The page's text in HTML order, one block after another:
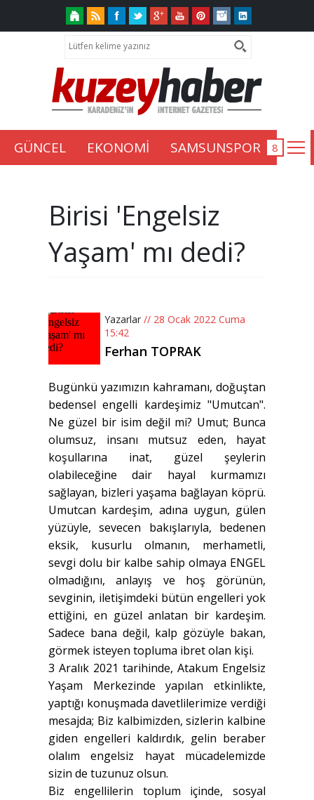
GÜNCEL EKONOMİ SAMSUNSPOR
Birisi 'Engelsiz
Yaşam' mı dedi?
Yazarlar // 28 Ocak 2022 Cuma
15:42
Ferhan TOPRAK
Bugünkü yazımızın kahramanı, doğuştan
bedensel engelli kardeşimiz "Umutcan".
Ne güzel bir isim değil mi? Umut; Bunca
olumsuz, insanı mutsuz eden, hayat
koşullarına inat, güzel şeylerin
olabileceğine dair hayal kurmamızı
sağlayan, bizleri yaşama bağlayan köprü.
Umutcan kardeşim, adına uygun, gülen
yüzüyle, sevecen bakışlarıyla, bedenen
eksik, kusurlu olmanın, merhametli,
sevgi dolu bir kalbe sahip olmaya ENGEL
olmadığını, anlayış ve hoş görünün,
sevginin, iletişimdeki bütün engelleri yok
ettiğini, en güzel anlatan bir kardeşim.
Sadece bana değil, kalp gözüyle bakan,
görmek isteyen topluma ibret olan kişi.
3 Aralık 2021 tarihinde, Atakum Engelsiz
Yaşam Merkezinde yapılan etkinlikte,
yaptığı konuşmada davetlilerimize verdiği
mesajda; Biz kalbimizden, sizlerin kalbine
giden engelleri kaldırdık, gelin beraber
olalım engelsiz hayat mücadelemizde
sizin de tuzunuz olsun.
Biz engellilerin toplum içinde, sosyal